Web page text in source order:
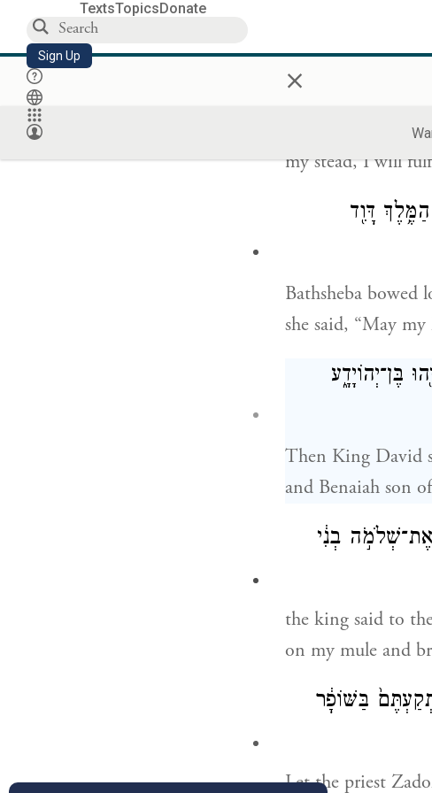
TextsTopicsDonate
Sign Up ×
Solomon should
my stead, I will
דָּוִ֖ד
Bathsheba
she said, “May
בֶּן־יְהוֹיָדָ֑ע
Then King David
and Benaiah son
בְנִ֔י
the king said to
on my mule and
בַּשּׁוֹפָ֔ר
Let the priest